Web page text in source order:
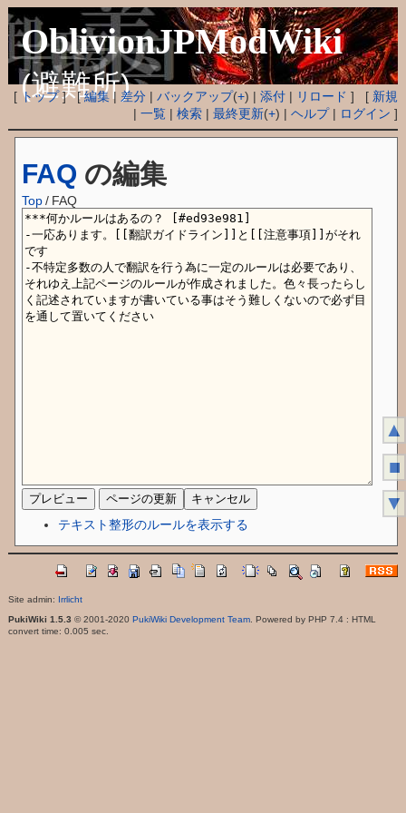
OblivionJPModWiki
(避難所)
[ トップ] [編集| 差分 |バックアップ(+) |添付 | リロード ] [ 新規
|一覧 |検索 |最終更新(+) |ヘルプ| ログイン ]
FAQ の編集
Top / FAQ
テキスト整形のルールを表示する
Site admin: Irrlicht
PukiWiki 1.5.3 © 2001-2020 PukiWiki Development Team. Powered by PHP 7.4 : HTML
convert time: 0.005 sec.
▲
■
▼